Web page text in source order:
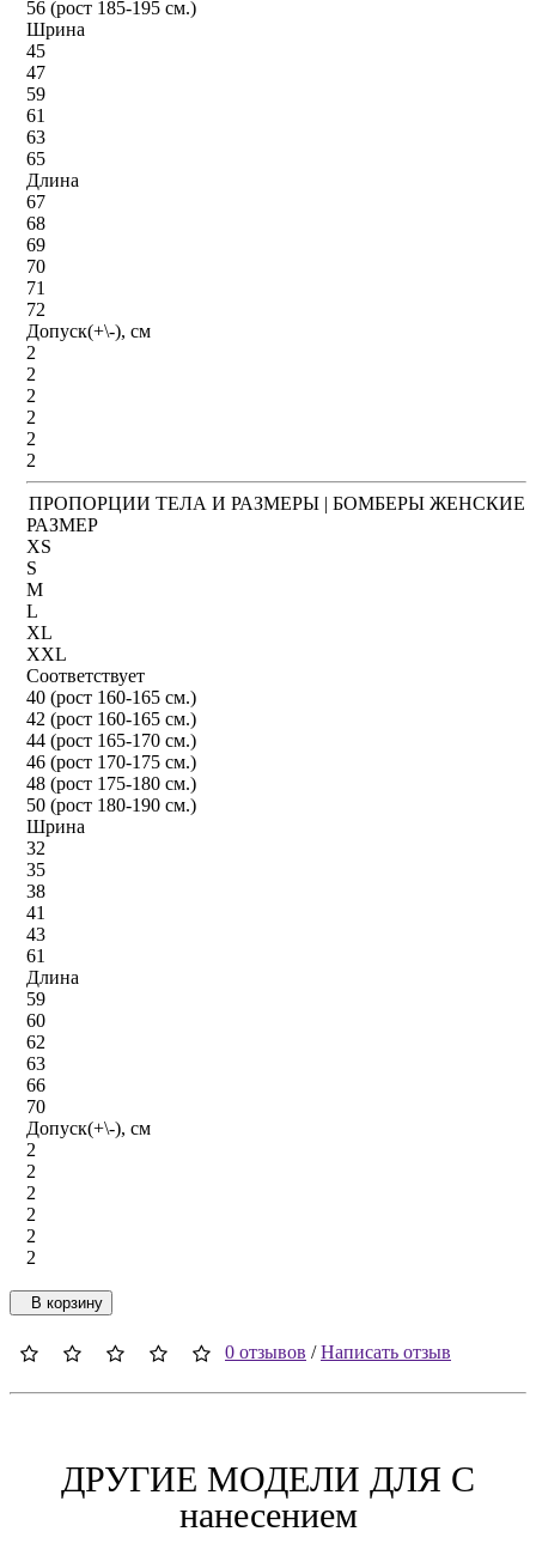
56 (рост 185-195 см.)
Шрина
45
47
59
61
63
65
Длина
67
68
69
70
71
72
Допуск(+\-), см
2
2
2
2
2
2
ПРОПОРЦИИ ТЕЛА И РАЗМЕРЫ | БОМБЕРЫ ЖЕНСКИЕ
РАЗМЕР
XS
S
M
L
XL
XXL
Соответствует
40 (рост 160-165 см.)
42 (рост 160-165 см.)
44 (рост 165-170 см.)
46 (рост 170-175 см.)
48 (рост 175-180 см.)
50 (рост 180-190 см.)
Шрина
32
35
38
41
43
61
Длина
59
60
62
63
66
70
Допуск(+\-), см
2
2
2
2
2
2
В корзину
0 отзывов /Написать отзыв
ДРУГИЕ МОДЕЛИ ДЛЯ C
нанесением